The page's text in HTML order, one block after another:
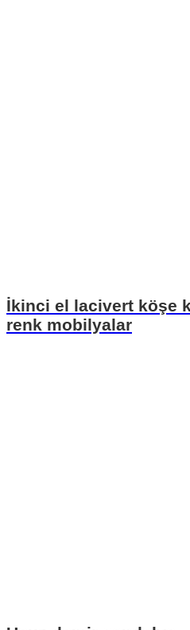
İkinci el lacivert köşe
renk mobilyalar